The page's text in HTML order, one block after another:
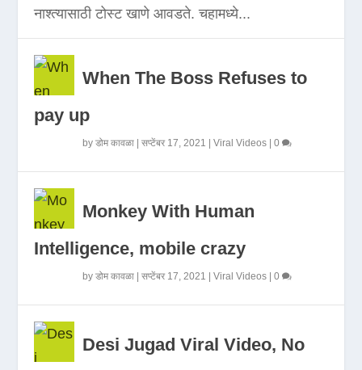
नाश्त्यासाठी टोस्ट खाणे आवडते. चहामध्ये...
When The Boss Refuses to
pay up
byडोम कावळा |सप्टेंबर 17, 2021 |Viral Videos |0
Monkey With Human
Intelligence, mobile crazy
byडोम कावळा |सप्टेंबर 17, 2021 |Viral Videos |0
Desi Jugad Viral Video, No